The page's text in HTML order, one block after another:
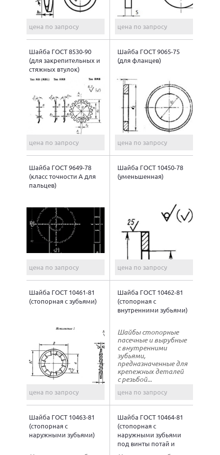
цена по запросу цена по запросу
Шайба ГОСТ 8530-90
(для закрепительных и
стяжных втулок)
цена по запросу
Шайба ГОСТ 9065-75
(для фланцев)
цена по запросу
Шайба ГОСТ 9649-78
(класс точности А для
пальцев)
цена по запросу
Шайба ГОСТ 10450-78
(уменьшенная)
цена по запросу
Шайба ГОСТ 10461-81
(стопорная с зубьями)
цена по запросу
Шайба ГОСТ 10462-81
(стопорная с
внутренними зубьями)
Шайбы стопорные
пасечные и вырубные
с внутренними
зубьями,
предназначенные для
крепежных деталей
с резьбой...
цена по запросу
Шайба ГОСТ 10463-81
(стопорная с
наружными зубьями)
Шайба ГОСТ 10464-81
(стопорная с
наружными зубьями
под винты потай и